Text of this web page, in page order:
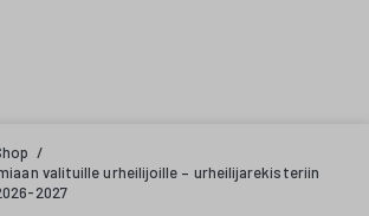
valituille urheilijoille – urheilijarekisteriin
2027